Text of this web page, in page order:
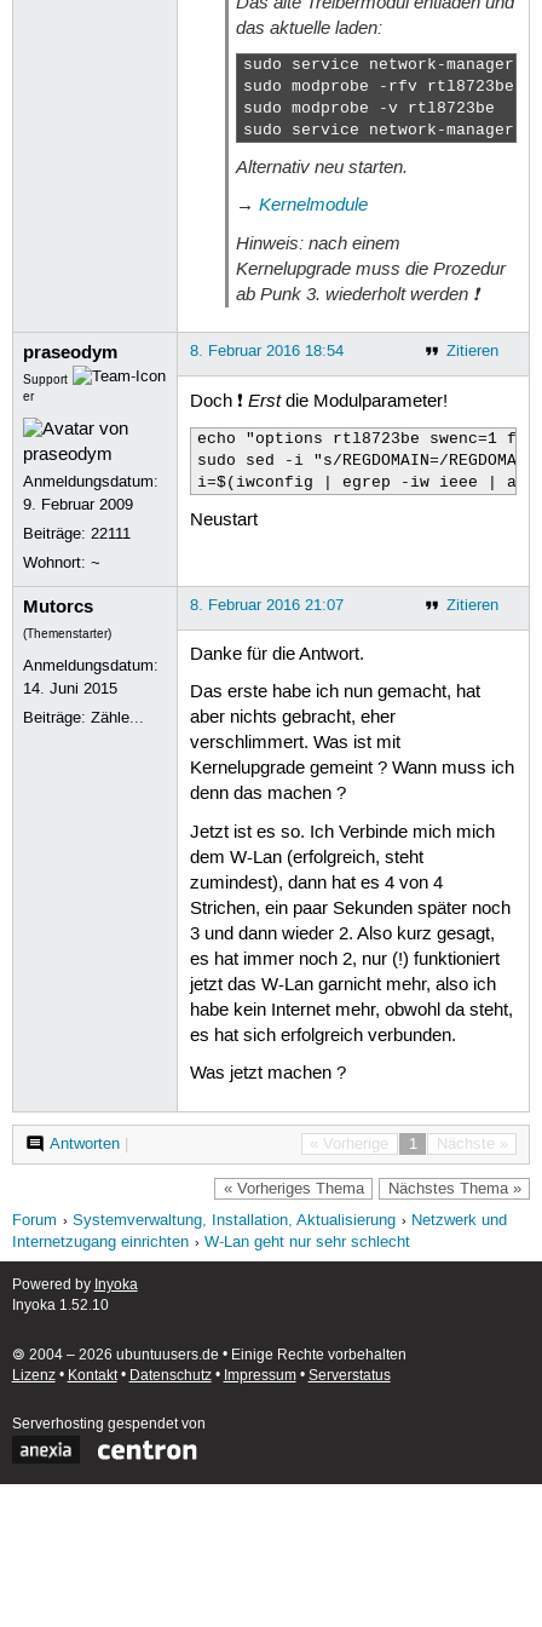
parport_pc             32768  0
lp                     20480  0
parport                49152  3
autofs4                40960  2
amdkfd                122880  1
radeon               1519616  1
psmouse               126976  0
ttm                    94208  1
i2c_algo_bit           16384  2
drm_kms_helper        126976  2
r8169                  81920  0
mii                    16384  1
wmi                    20480  1
video                  36864  1
pinctrl_sunrisepoint    28672  0
i2c_hid                20480  0
pinctrl_intel          20480  1
hid                   118784  1
Befehl »iwlist« aus dem Paket
Befehl »pslist« aus dem Paket
islist: Befehl nicht gefunden.
ub
das aktuelle laden:
sudo service network-manager
sudo modprobe -rfv rtl8723be
sudo modprobe -v rtl8723be
sudo service network-manager
Alternativ neu starten.
→ Kernelmodule
Hinweis: nach einem
Kernelupgrade muss die Prozedur
ab Punk 3. wiederholt werden ❗
praseodym
Support
er
Anmeldungsdatum:
9. Februar 2009
Beiträge:22111
Wohnort: ~
Zitieren
8. Februar 2016 18:54
Doch ❗ Erstdie Modulparameter!
echo "options rtl8723be swenc=1
sudo sed -i "s/REGDOMAIN=/
i=$(iwconfig | egrep -iw ieee |
Neustart
Mutorcs
(Themenstarter)
Anmeldungsdatum:
14. Juni 2015
Beiträge:Zähle...
Zitieren
8. Februar 2016 21:07
Danke für die Antwort.
Das erste habe ich nun gemacht, hat
aber nichts gebracht, eher
verschlimmert. Was ist mit
Kernelupgrade gemeint ? Wann muss ich
denn das machen ?
Jetzt ist es so. Ich Verbinde mich mich
dem W-Lan (erfolgreich, steht
zumindest), dann hat es 4 von 4
Strichen, ein paar Sekunden später noch
3 und dann wieder 2. Also kurz gesagt,
es hat immer noch 2, nur (!) funktioniert
jetzt das W-Lan garnicht mehr, also ich
habe kein Internet mehr, obwohl da steht,
es hat sich erfolgreich verbunden.
Was jetzt machen ?
« Vorherige 1 Nächste »
Antworten|
« Vorheriges Thema Nächstes Thema »
Forum Systemverwaltung, Installation, Aktualisierung
Netzwerk und
Internetzugang einrichten
W-Lan geht nur sehr schlecht
Powered by Inyoka
Inyoka 1.52.10
🄯 2004 – 2026 ubuntuusers.de • Einige Rechte vorbehalten
Lizenz• Kontakt• Datenschutz• Impressum• Serverstatus
Serverhosting gespendet von